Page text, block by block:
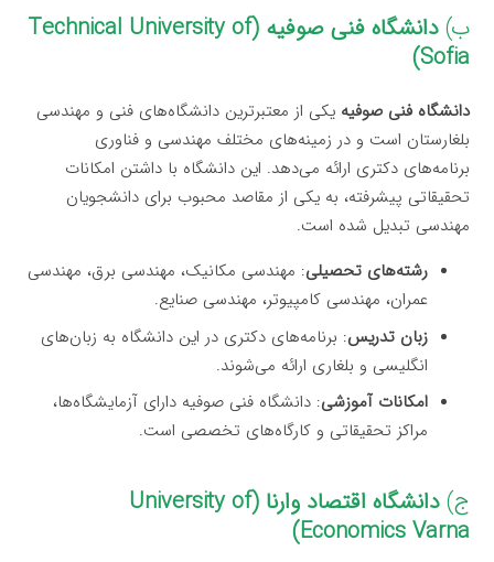
ب)
دانشگاه فنی صوفیه (Technical University of
Sofia)
دانشگاه فنی صوفیه یکی از معتبرترین دانشگاه‌های فنی و مهندسی
بلغارستان است و در زمینه‌های مختلف مهندسی و فناوری
برنامه‌های دکتری ارائه می‌دهد. این دانشگاه با داشتن امکانات
تحقیقاتی پیشرفته، به یکی از مقاصد محبوب برای دانشجویان
مهندسی تبدیل شده است.
رشته‌های تحصیلی: مهندسی مکانیک، مهندسی برق، مهندسی
عمران، مهندسی کامپیوتر، مهندسی صنایع.
زبان تدریس: برنامه‌های دکتری در این دانشگاه به زبان‌های
انگلیسی و بلغاری ارائه می‌شوند.
امکانات آموزشی: دانشگاه فنی صوفیه دارای آزمایشگاه‌ها،
مراکز تحقیقاتی و کارگاه‌های تخصصی است.
ج)
دانشگاه اقتصاد وارنا (University of
Economics Varna)